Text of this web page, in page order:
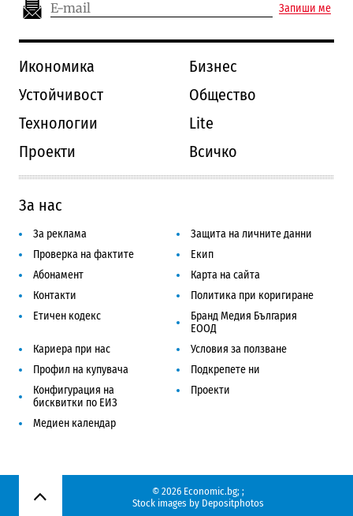
Запиши ме
Икономика
Бизнес
Устойчивост
Общество
Технологии
Lite
Проекти
Всичко
За нас
За реклама
Защита на личните данни
Проверка на фактите
Екип
Абонамент
Карта на сайта
Контакти
Политика при коригиране
Етичен кодекс
Бранд Медия България
ЕООД
Кариера при нас
Условия за ползване
Профил на купувача
Подкрепете ни
Конфигурация на
бисквитки по ЕИЗ
Проекти
Медиен календар
Нагоре
© 2026 Economic.bg; ;
Stock images by Depositphotos